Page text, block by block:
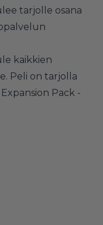
tarjolle osana
kaikkien
Peli on tarjolla
Pack -